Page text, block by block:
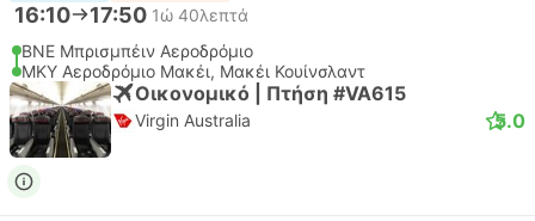
16:10 17:50 1ώ 40λεπτά
BNE Μπρισμπέιν Αεροδρόμιο
MKY Αεροδρόμιο Μακέι, Μακέι Κουίνσλαντ
Οικονομικό | Πτήση #VA615
Virgin Australia 5.0